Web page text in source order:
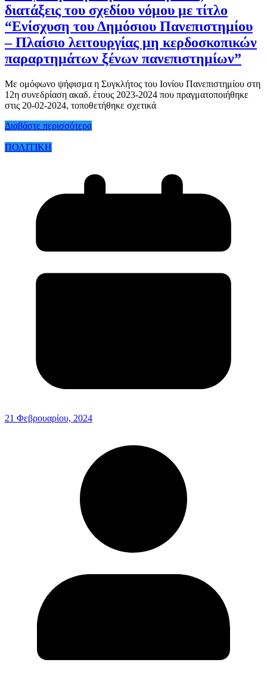
διατάξεις του σχεδίου νόμου με τίτλο
“Ενίσχυση του Δημόσιου Πανεπιστημίου
– Πλαίσιο λειτουργίας μη κερδοσκοπικών
παραρτημάτων ξένων πανεπιστημίων”
Με ομόφωνο ψήφισμα η Συγκλήτος του Ιονίου Πανεπιστημίου στη
12η συνεδρίαση ακαδ. έτους 2023-2024 που πραγματοποιήθηκε
στις 20-02-2024, τοποθετήθηκε σχετικά
Διαβάστε περισσότερα
ΠΟΛΙΤΙΚΗ
21 Φεβρουαρίου, 2024